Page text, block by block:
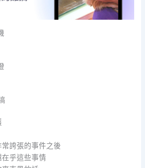
誇張的事件之後
乎這些事情